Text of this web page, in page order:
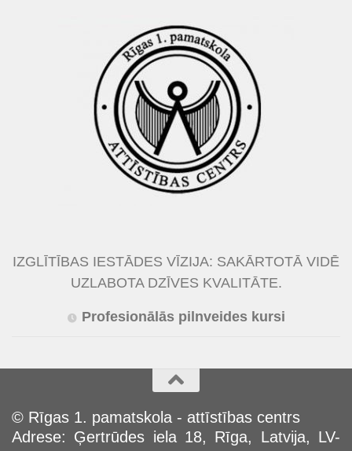
IZGLĪTĪBAS IESTĀDES VĪZIJA: SAKĀRTOTĀ VIDĒ
UZLABOTA DZĪVES KVALITĀTE.
Profesionālās pilnveides kursi
© Rīgas 1. pamatskola - attīstības centrs
Adrese: Ģertrūdes iela 18, Rīga, Latvija, LV-